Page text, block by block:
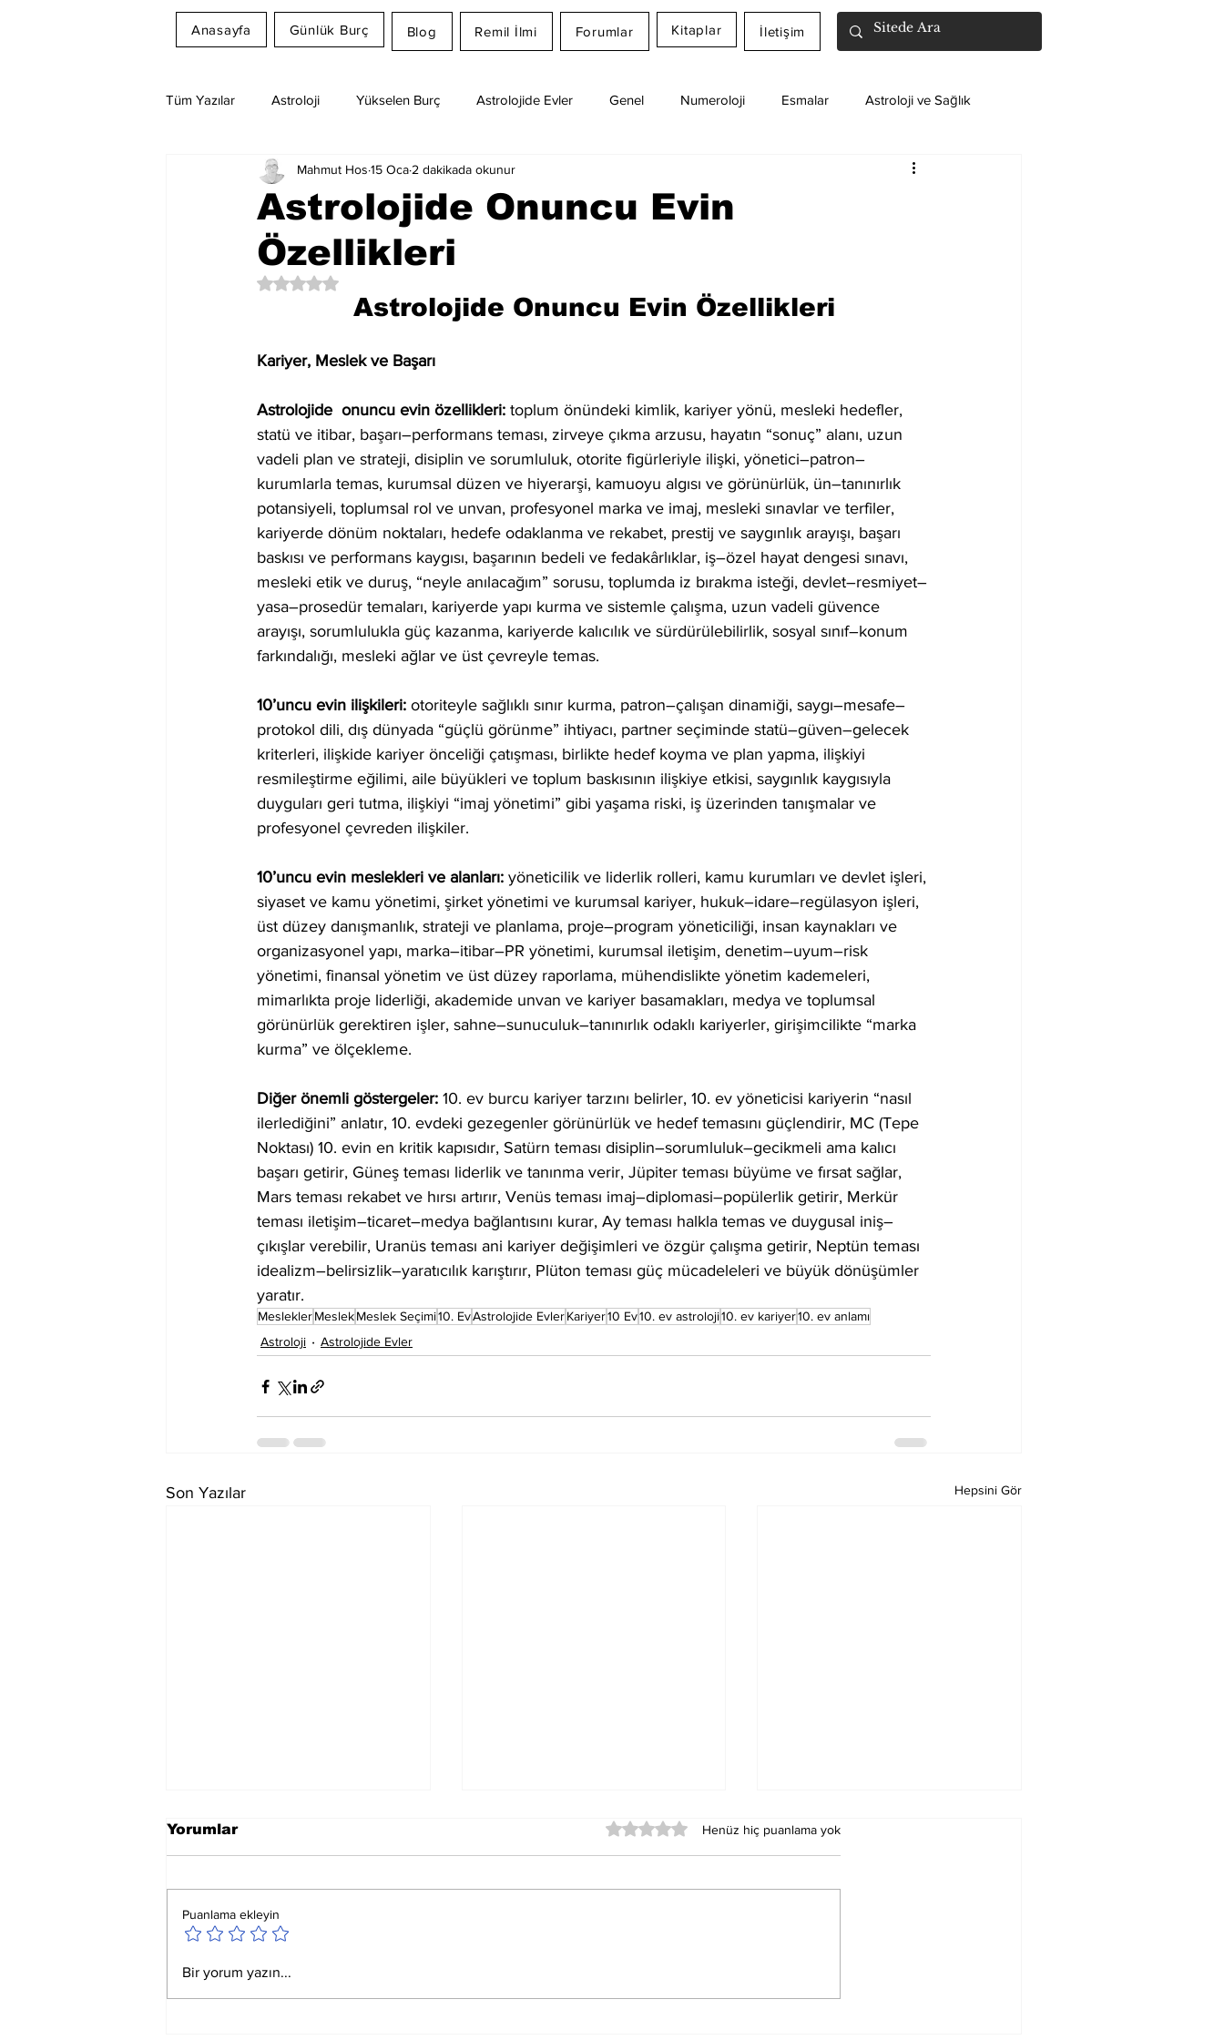
Anasayfa Günlük Burç Blog Remil İlmi Forumlar Kitaplar İletişim
Tüm Yazılar Astroloji Yükselen Burç Astrolojide Evler Genel Numeroloji Esmalar Astroloji ve Sağlık
Rüya Tabirleri Ay Burcu Günlük Burç Yorumları
Astrolojide Onuncu Evin
Özellikleri
Mahmut Hos 15 Oca 2 dakikada okunur
5 üzerinden NaN yıldız
Astrolojide Onuncu Evin Özellikleri
Kariyer, Meslek ve Başarı
Astrolojide  onuncu evin özellikleri: toplum önündeki kimlik, kariyer yönü, mesleki hedefler,
statü ve itibar, başarı–performans teması, zirveye çıkma arzusu, hayatın “sonuç” alanı, uzun
vadeli plan ve strateji, disiplin ve sorumluluk, otorite figürleriyle ilişki, yönetici–patron–
kurumlarla temas, kurumsal düzen ve hiyerarşi, kamuoyu algısı ve görünürlük, ün–tanınırlık
potansiyeli, toplumsal rol ve unvan, profesyonel marka ve imaj, mesleki sınavlar ve terfiler,
kariyerde dönüm noktaları, hedefe odaklanma ve rekabet, prestij ve saygınlık arayışı, başarı
baskısı ve performans kaygısı, başarının bedeli ve fedakârlıklar, iş–özel hayat dengesi sınavı,
mesleki etik ve duruş, “neyle anılacağım” sorusu, toplumda iz bırakma isteği, devlet–resmiyet–
yasa–prosedür temaları, kariyerde yapı kurma ve sistemle çalışma, uzun vadeli güvence
arayışı, sorumlulukla güç kazanma, kariyerde kalıcılık ve sürdürülebilirlik, sosyal sınıf–konum
farkındalığı, mesleki ağlar ve üst çevreyle temas.
10’uncu evin ilişkileri: otoriteyle sağlıklı sınır kurma, patron–çalışan dinamiği, saygı–mesafe–
protokol dili, dış dünyada “güçlü görünme” ihtiyacı, partner seçiminde statü–güven–gelecek
kriterleri, ilişkide kariyer önceliği çatışması, birlikte hedef koyma ve plan yapma, ilişkiyi
resmileştirme eğilimi, aile büyükleri ve toplum baskısının ilişkiye etkisi, saygınlık kaygısıyla
duyguları geri tutma, ilişkiyi “imaj yönetimi” gibi yaşama riski, iş üzerinden tanışmalar ve
profesyonel çevreden ilişkiler.
10’uncu evin meslekleri ve alanları: yöneticilik ve liderlik rolleri, kamu kurumları ve devlet işleri,
siyaset ve kamu yönetimi, şirket yönetimi ve kurumsal kariyer, hukuk–idare–regülasyon işleri,
üst düzey danışmanlık, strateji ve planlama, proje–program yöneticiliği, insan kaynakları ve
organizasyonel yapı, marka–itibar–PR yönetimi, kurumsal iletişim, denetim–uyum–risk
yönetimi, finansal yönetim ve üst düzey raporlama, mühendislikte yönetim kademeleri,
mimarlıkta proje liderliği, akademide unvan ve kariyer basamakları, medya ve toplumsal
görünürlük gerektiren işler, sahne–sunuculuk–tanınırlık odaklı kariyerler, girişimcilikte “marka
kurma” ve ölçekleme.
Diğer önemli göstergeler: 10. ev burcu kariyer tarzını belirler, 10. ev yöneticisi kariyerin “nasıl
ilerlediğini” anlatır, 10. evdeki gezegenler görünürlük ve hedef temasını güçlendirir, MC (Tepe
Noktası) 10. evin en kritik kapısıdır, Satürn teması disiplin–sorumluluk–gecikmeli ama kalıcı
başarı getirir, Güneş teması liderlik ve tanınma verir, Jüpiter teması büyüme ve fırsat sağlar,
Mars teması rekabet ve hırsı artırır, Venüs teması imaj–diplomasi–popülerlik getirir, Merkür
teması iletişim–ticaret–medya bağlantısını kurar, Ay teması halkla temas ve duygusal iniş–
çıkışlar verebilir, Uranüs teması ani kariyer değişimleri ve özgür çalışma getirir, Neptün teması
idealizm–belirsizlik–yaratıcılık karıştırır, Plüton teması güç mücadeleleri ve büyük dönüşümler
yaratır.
MesleklerMeslekMeslek Seçimi10. EvAstrolojide EvlerKariyer10 Ev10. ev astroloji10. ev kariyer10. ev anlamı
Astroloji
Astrolojide Evler
Son Yazılar Hepsini Gör
Ay Yay Burcunda
Akreplere Etkileri
Okunacak Esmalar
Yorumlar 5 üzerinden 0 yıldızHenüz hiç puanlama yok
Puanlama ekleyin
Bir yorum yazın...